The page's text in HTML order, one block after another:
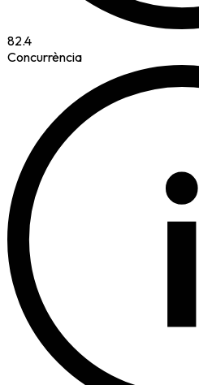
82.4
Concurrència
i